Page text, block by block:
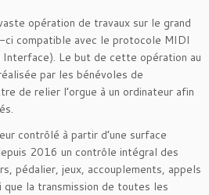
opération de travaux sur le grand
ci compatible avec le protocole MIDI
Le but de cette opération au
par les bénévoles de
de relier l’orgue à un ordinateur afin
contrôlé à partir d’une surface
2016 un contrôle intégral des
pédalier, jeux, accouplements, appels
la transmission de toutes les